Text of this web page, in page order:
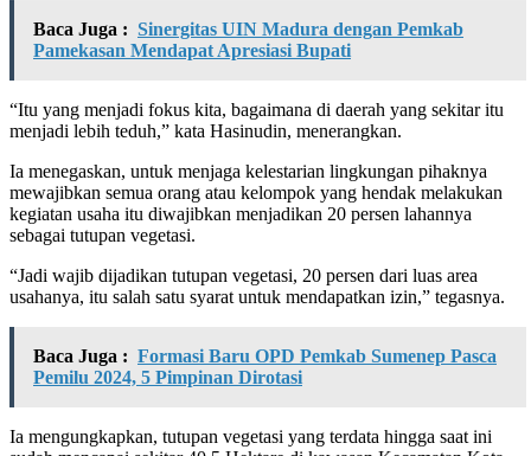
Baca Juga : Sinergitas UIN Madura dengan Pemkab
Pamekasan Mendapat Apresiasi Bupati
“Itu yang menjadi fokus kita, bagaimana di daerah yang sekitar itu
menjadi lebih teduh,” kata Hasinudin, menerangkan.
Ia menegaskan, untuk menjaga kelestarian lingkungan pihaknya
mewajibkan semua orang atau kelompok yang hendak melakukan
kegiatan usaha itu diwajibkan menjadikan 20 persen lahannya
sebagai tutupan vegetasi.
“Jadi wajib dijadikan tutupan vegetasi, 20 persen dari luas area
usahanya, itu salah satu syarat untuk mendapatkan izin,” tegasnya.
Baca Juga : Formasi Baru OPD Pemkab Sumenep Pasca
Pemilu 2024, 5 Pimpinan Dirotasi
Ia mengungkapkan, tutupan vegetasi yang terdata hingga saat ini